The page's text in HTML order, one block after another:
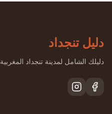
دليل تنجداد
دليلك الشامل لمدينة تنجداد المغربية